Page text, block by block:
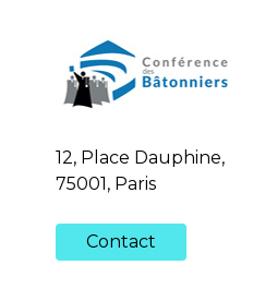
12, Place Dauphine,
75001, Paris
Contact